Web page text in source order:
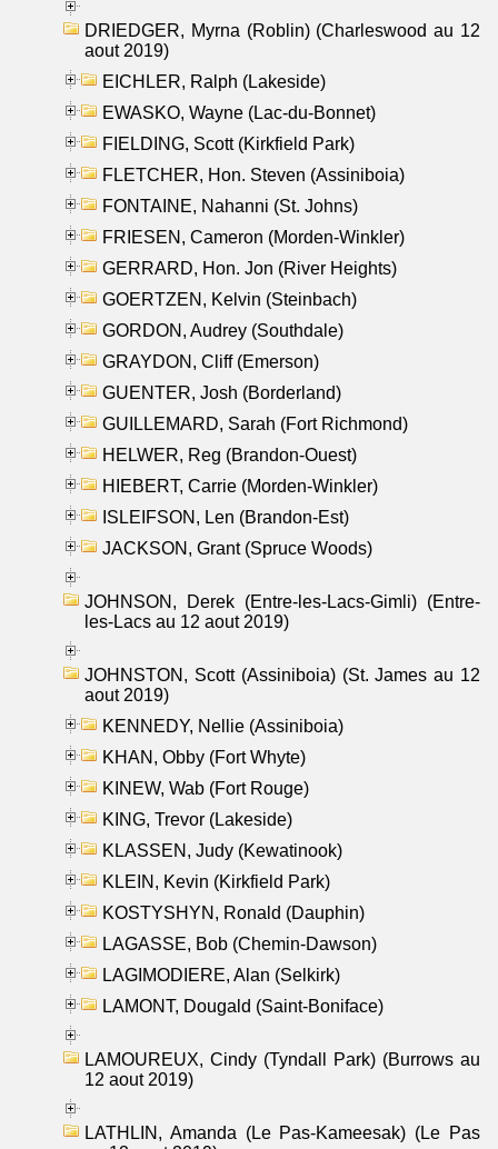
DRIEDGER, Myrna (Roblin) (Charleswood au 12
aout 2019)
EICHLER, Ralph (Lakeside)
EWASKO, Wayne (Lac-du-Bonnet)
FIELDING, Scott (Kirkfield Park)
FLETCHER, Hon. Steven (Assiniboia)
FONTAINE, Nahanni (St. Johns)
FRIESEN, Cameron (Morden-Winkler)
GERRARD, Hon. Jon (River Heights)
GOERTZEN, Kelvin (Steinbach)
GORDON, Audrey (Southdale)
GRAYDON, Cliff (Emerson)
GUENTER, Josh (Borderland)
GUILLEMARD, Sarah (Fort Richmond)
HELWER, Reg (Brandon-Ouest)
HIEBERT, Carrie (Morden-Winkler)
ISLEIFSON, Len (Brandon-Est)
JACKSON, Grant (Spruce Woods)
JOHNSON, Derek (Entre-les-Lacs-Gimli) (Entre-
les-Lacs au 12 aout 2019)
JOHNSTON, Scott (Assiniboia) (St. James au 12
aout 2019)
KENNEDY, Nellie (Assiniboia)
KHAN, Obby (Fort Whyte)
KINEW, Wab (Fort Rouge)
KING, Trevor (Lakeside)
KLASSEN, Judy (Kewatinook)
KLEIN, Kevin (Kirkfield Park)
KOSTYSHYN, Ronald (Dauphin)
LAGASSE, Bob (Chemin-Dawson)
LAGIMODIERE, Alan (Selkirk)
LAMONT, Dougald (Saint-Boniface)
LAMOUREUX, Cindy (Tyndall Park) (Burrows au
12 aout 2019)
LATHLIN, Amanda (Le Pas-Kameesak) (Le Pas